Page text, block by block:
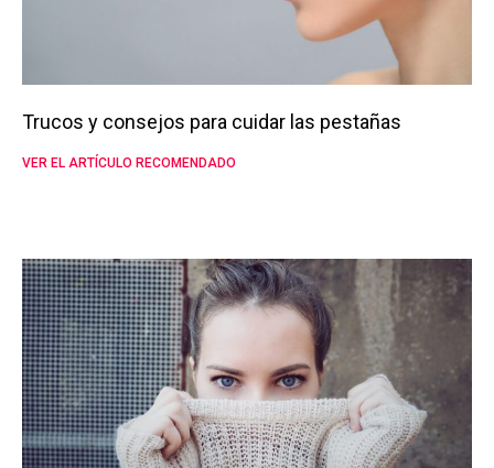
Trucos y consejos para cuidar las pestañas
VER EL ARTÍCULO RECOMENDADO